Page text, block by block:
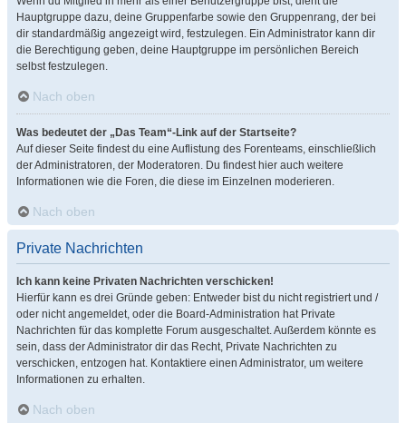
Hauptgruppe dazu, deine Gruppenfarbe sowie den Gruppenrang, der bei
dir standardmäßig angezeigt wird, festzulegen. Ein Administrator kann dir
die Berechtigung geben, deine Hauptgruppe im persönlichen Bereich
selbst festzulegen.
Nach oben
Was bedeutet der „Das Team“-Link auf der Startseite?
Auf dieser Seite findest du eine Auflistung des Forenteams, einschließlich
der Administratoren, der Moderatoren. Du findest hier auch weitere
Informationen wie die Foren, die diese im Einzelnen moderieren.
Nach oben
Private Nachrichten
Ich kann keine Privaten Nachrichten verschicken!
Hierfür kann es drei Gründe geben: Entweder bist du nicht registriert und /
oder nicht angemeldet, oder die Board-Administration hat Private
Nachrichten für das komplette Forum ausgeschaltet. Außerdem könnte es
sein, dass der Administrator dir das Recht, Private Nachrichten zu
verschicken, entzogen hat. Kontaktiere einen Administrator, um weitere
Informationen zu erhalten.
Nach oben